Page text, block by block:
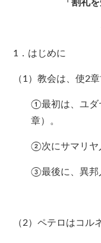
「割礼
1．はじめに
（1）教会は、使2
①最初は、ユダ
章）。
②次にサマリヤ
③最後に、異邦
（2）ペテロはコル